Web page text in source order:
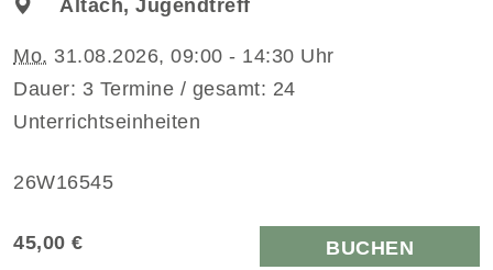
Altach, Jugendtreff
Mo. 31.08.2026, 09:00 - 14:30 Uhr
Dauer: 3 Termine / gesamt: 24
Unterrichtseinheiten
26W16545
45,00 € BUCHEN